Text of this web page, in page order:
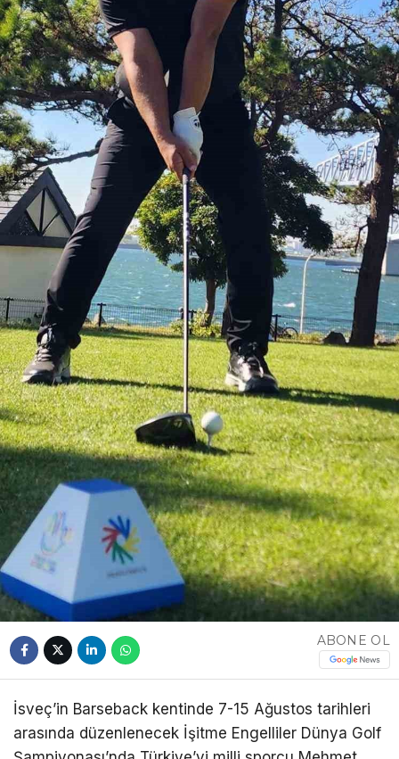
ABONE OL
İsveç’in Barseback kentinde 7-15 Ağustos tarihleri
arasında düzenlenecek İşitme Engelliler Dünya Golf